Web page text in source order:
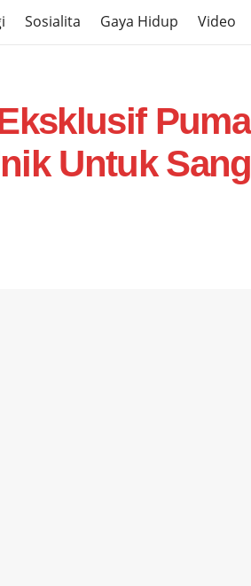
Sosialita Gaya Hidup Video
Puma
Untuk Sang